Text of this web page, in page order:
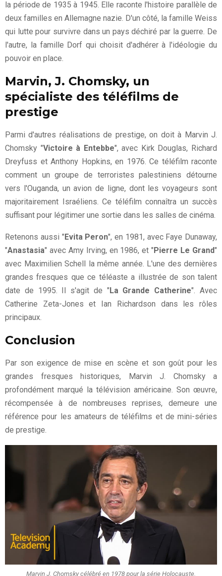
la période de 1935 à 1945. Elle raconte l'histoire parallèle de
deux familles en Allemagne nazie. D'un côté, la famille Weiss
qui lutte pour survivre dans un pays déchiré par la guerre. De
l'autre, la famille Dorf qui choisit d'adhérer à l'idéologie du
pouvoir en place.
Marvin, J. Chomsky, un
spécialiste des téléfilms de
prestige
Parmi d'autres réalisations de prestige, on doit à Marvin J.
Chomsky "Victoire à Entebbe", avec Kirk Douglas, Richard
Dreyfuss et Anthony Hopkins, en 1976. Ce téléfilm raconte
comment un groupe de terroristes palestiniens détourne
vers l'Ouganda, un avion de ligne, dont les voyageurs sont
majoritairement Israéliens. Ce téléfilm connaîtra un succès
suffisant pour légitimer une sortie dans les salles de cinéma.
Retenons aussi "Evita Peron", en 1981, avec Faye Dunaway,
"Anastasia" avec Amy Irving, en 1986, et "Pierre Le Grand"
avec Maximilien Schell la même année. L'une des dernières
grandes fresques que ce téléaste a illustrée de son talent
date de 1995. Il s'agit de "La Grande Catherine". Avec
Catherine Zeta-Jones et Ian Richardson dans les rôles
principaux.
Conclusion
Par son exigence de mise en scène et son goût pour les
grandes fresques historiques, Marvin J. Chomsky a
profondément marqué la télévision américaine. Son œuvre,
récompensée à de nombreuses reprises, demeure une
référence pour les amateurs de téléfilms et de mini-séries
de prestige.
Marvin J. Chomsky célébré en 1978 pour la série Holocauste.